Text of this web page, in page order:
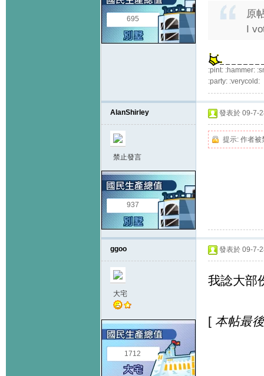
695
原
I
:pint: :hammer:
:party: :verycold:
AlanShirley
禁止發言
937
發表於 09-7-
提示: 作者被
ggoo
大宅
1712
發表於 09-7-
我諗大部
[ 本帖最